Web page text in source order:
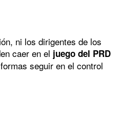
ni los dirigentes de los
caer en el juego del PRD
seguir en el control